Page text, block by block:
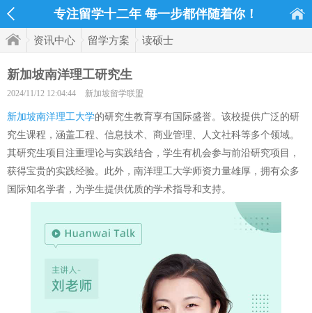
专注留学十二年 每一步都伴随着你！
资讯中心 留学方案 读硕士
新加坡南洋理工研究生
2024/11/12 12:04:44 新加坡留学联盟
新加坡南洋理工大学的研究生教育享有国际盛誉。该校提供广泛的研
究生课程，涵盖工程、信息技术、商业管理、人文社科等多个领域。
其研究生项目注重理论与实践结合，学生有机会参与前沿研究项目，
获得宝贵的实践经验。此外，南洋理工大学师资力量雄厚，拥有众多
国际知名学者，为学生提供优质的学术指导和支持。